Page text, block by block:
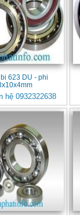
623 DU - phi
hệ 0932322638